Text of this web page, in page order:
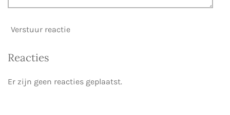
Verstuur reactie
Reacties
Er zijn geen reacties geplaatst.